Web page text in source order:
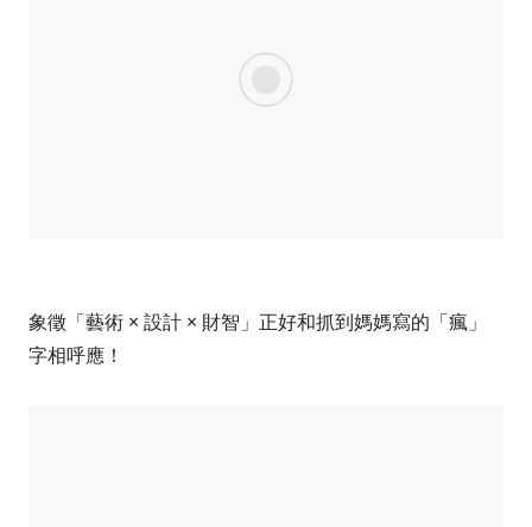
象徵「藝術 × 設計 × 財智」正好和抓到媽媽寫的「瘋」
字相呼應！